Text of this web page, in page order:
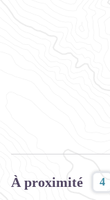
À proximité 4